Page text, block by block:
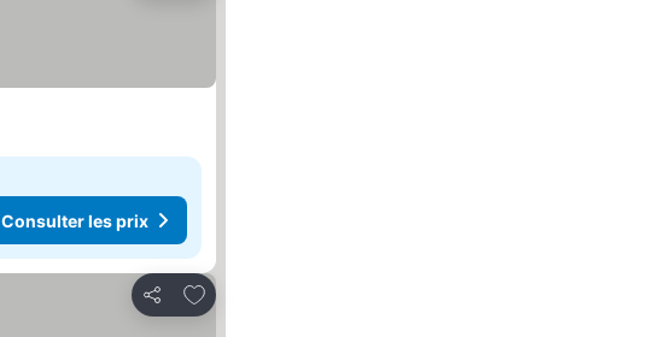
Consulter les prix
Partager
Ajouter à mes favoris